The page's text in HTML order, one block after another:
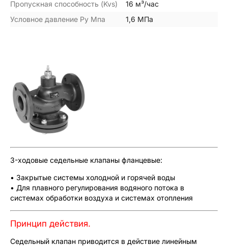
Пропускная способность (Kvs)
16 м³/час
Условное давление Ру Мпа
1,6 МПа
3-ходовые седельные клапаны фланцевые:
• Закрытые системы холодной и горячей воды
• Для плавного регулирования водяного потока в
системах обработки воздуха и системах отопления
Принцип действия.
Седельный клапан приводится в действие линейным